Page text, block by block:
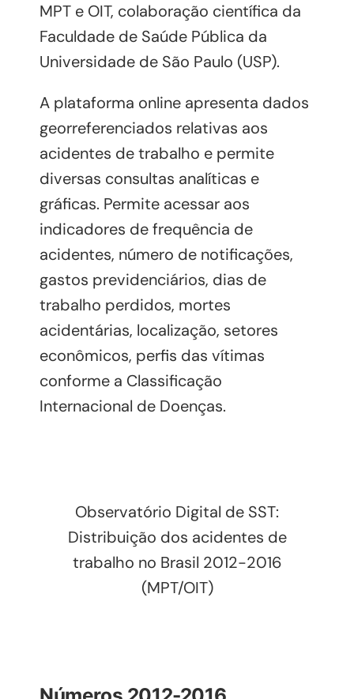
MPT e OIT, colaboração científica da
Faculdade de Saúde Pública da
Universidade de São Paulo (USP).
A plataforma online apresenta dados
georreferenciados relativas aos
acidentes de trabalho e permite
diversas consultas analíticas e
gráficas. Permite acessar aos
indicadores de frequência de
acidentes, número de notificações,
gastos previdenciários, dias de
trabalho perdidos, mortes
acidentárias, localização, setores
econômicos, perfis das vítimas
conforme a Classificação
Internacional de Doenças.
Observatório Digital de SST:
Distribuição dos acidentes de
trabalho no Brasil 2012-2016
(MPT/OIT)